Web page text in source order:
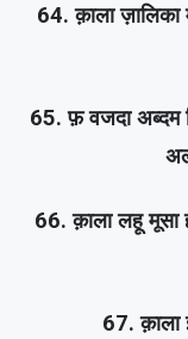
64. क़ाला ज़ालिका
65. फ़ वजदा अब्दम
66. क़ाला लहू मूसा
67. क़ाला